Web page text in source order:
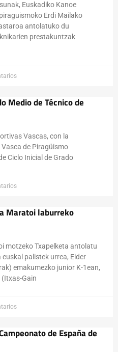
Euskadiko Kanoe
Erdi Mailako
antolatuko du
prestakuntzak
Medio de Técnico de
Vascas, con la
de Piragüismo
Ciclo Inicial de Grado
Maratoi laburreko
motzeko Txapelketa antolatu
palistek urrea, Eider
emakumezko junior K-1ean,
Gain
de España de